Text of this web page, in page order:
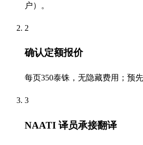
户）。
2
确认定额报价
每页350泰铢，无隐藏费用；预
3
NAATI 译员承接翻译